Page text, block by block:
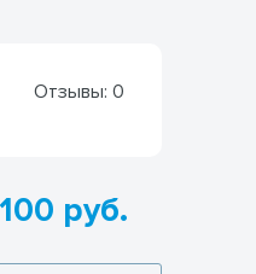
Отзывы: 0
руб.